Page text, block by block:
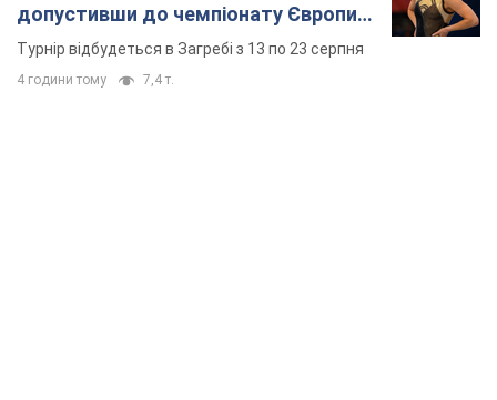
допустивши до чемпіонату Європи
основних спортсменів
Турнір відбудеться в Загребі з 13 по 23 серпня
4 години тому 7,4 т.